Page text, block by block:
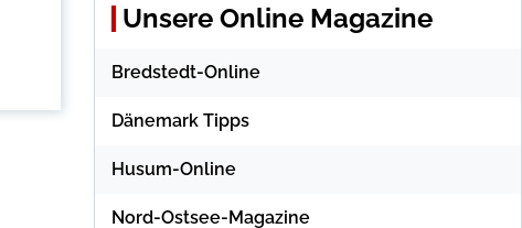
Unsere Online Magazine
Bredstedt-Online
Dänemark Tipps
Husum-Online
Nord-Ostsee-Magazine